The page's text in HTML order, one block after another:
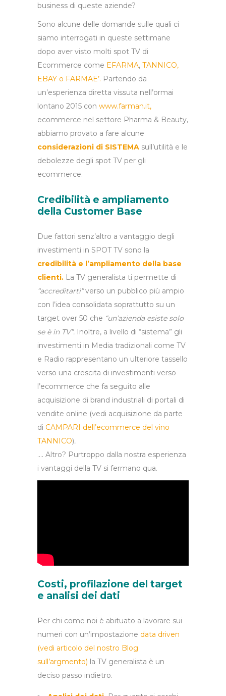
business di queste aziende?
Sono alcune delle domande sulle quali ci
siamo interrogati in queste settimane
dopo aver visto molti spot TV di
Ecommerce come EFARMA, TANNICO,
EBAY o FARMAE’. Partendo da
un’esperienza diretta vissuta nell’ormai
lontano 2015 con www.farman.it,
ecommerce nel settore Pharma & Beauty,
abbiamo provato a fare alcune
considerazioni di SISTEMA sull’utilità e le
debolezze degli spot TV per gli
ecommerce.
Credibilità e ampliamento
della Customer Base
Due fattori senz’altro a vantaggio degli
investimenti in SPOT TV sono la
credibilità e l’ampliamento della base
clienti. La TV generalista ti permette di
“accreditarti”verso un pubblico più ampio
con l’idea consolidata soprattutto su un
target over 50 che “un’azienda esiste solo
se è in TV”. Inoltre, a livello di “sistema” gli
investimenti in Media tradizionali come TV
e Radio rappresentano un ulteriore tassello
verso una crescita di investimenti verso
l’ecommerce che fa seguito alle
acquisizione di brand industriali di portali di
vendite online (vedi acquisizione da parte
di CAMPARI dell’ecommerce del vino
TANNICO).
…. Altro? Purtroppo dalla nostra esperienza
i vantaggi della TV si fermano qua.
Costi, profilazione del target
e analisi dei dati
Per chi come noi è abituato a lavorare sui
numeri con un’impostazione data driven
(vedi articolo del nostro Blog
sull’argmento) la TV generalista è un
deciso passo indietro.